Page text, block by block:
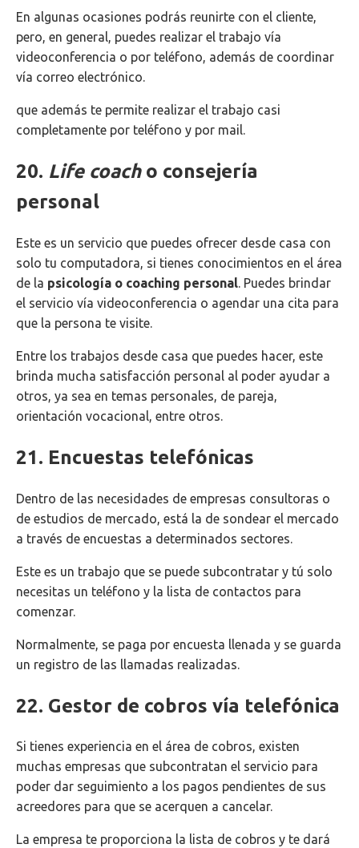
En algunas ocasiones podrás reunirte con el cliente,
pero, en general, puedes realizar el trabajo vía
videoconferencia o por teléfono, además de coordinar
vía correo electrónico.
que además te permite realizar el trabajo casi
completamente por teléfono y por mail.
20. Life coacho consejería
personal
Este es un servicio que puedes ofrecer desde casa con
solo tu computadora, si tienes conocimientos en el área
de la psicología o coaching personal. Puedes brindar
el servicio vía videoconferencia o agendar una cita para
que la persona te visite.
Entre los trabajos desde casa que puedes hacer, este
brinda mucha satisfacción personal al poder ayudar a
otros, ya sea en temas personales, de pareja,
orientación vocacional, entre otros.
21. Encuestas telefónicas
Dentro de las necesidades de empresas consultoras o
de estudios de mercado, está la de sondear el mercado
a través de encuestas a determinados sectores.
Este es un trabajo que se puede subcontratar y tú solo
necesitas un teléfono y la lista de contactos para
comenzar.
Normalmente, se paga por encuesta llenada y se guarda
un registro de las llamadas realizadas.
22. Gestor de cobros vía telefónica
Si tienes experiencia en el área de cobros, existen
muchas empresas que subcontratan el servicio para
poder dar seguimiento a los pagos pendientes de sus
acreedores para que se acerquen a cancelar.
La empresa te proporciona la lista de cobros y te dará